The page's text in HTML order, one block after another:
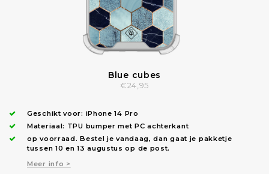
Blue cubes
€24,95
Geschikt voor: iPhone 14 Pro
Materiaal: TPU bumper met PC achterkant
op voorraad.Bestel je vandaag, dan gaat je pakketje
tussen 10 en 13 augustus op de post.
Meer info >